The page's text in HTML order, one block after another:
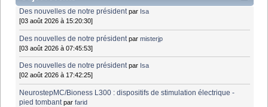
Des nouvelles de notre président par Isa
[03 août 2026 à 15:20:30]
Des nouvelles de notre président parmisterjp
[03 août 2026 à 07:45:53]
Des nouvelles de notre président par Isa
[02 août 2026 à 17:42:25]
NeurostepMC/Bioness L300 : dispositifs de stimulation électrique -
pied tombant parfarid